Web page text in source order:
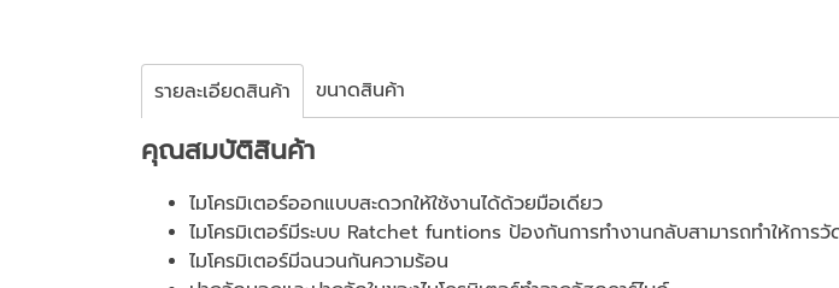
รายละเอียดสินค้า ขนาดสินค้า
คุณสมบัติสินค้า
ไมโครมิเตอร์ออกแบบสะดวกให้ใช้งานได้ด้วยมือเดียว
ไมโครมิเตอร์มีระบบ Ratchet funtions ป้องกันการทำงานกลับสามารถทำให้การ
ไมโครมิเตอร์มีฉนวนกันความร้อน